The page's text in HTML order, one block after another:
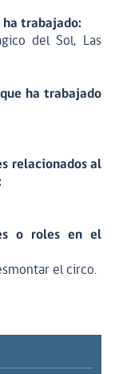
ha trabajado:
del Sol, Las
ha trabajado
relacionados al
o roles en el
el circo.